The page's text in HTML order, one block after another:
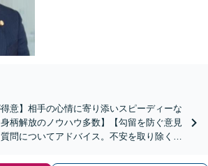
意】相手の心情に寄り添いスピーディーな
柄解放のノウハウ多数】【勾留を防ぐ意見
問についてアドバイス。不安を取り除くた